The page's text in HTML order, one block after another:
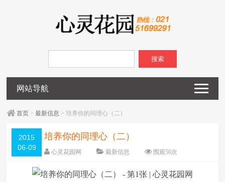
搜索
网站导航
首页 >最新信息 > 培养你的同理心（二）
2015
06-09
培养你的同理心（二）
心灵花园网 最新信息 围观50次
字体：大 中 小